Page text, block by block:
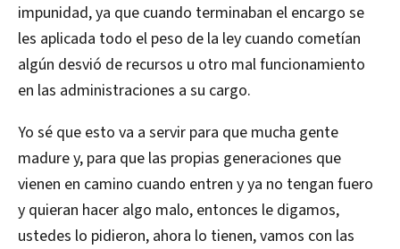
impunidad, ya que cuando terminaban el encargo se
les aplicada todo el peso de la ley cuando cometían
algún desvió de recursos u otro mal funcionamiento
en las administraciones a su cargo.
Yo sé que esto va a servir para que mucha gente
madure y, para que las propias generaciones que
vienen en camino cuando entren y ya no tengan fuero
y quieran hacer algo malo, entonces le digamos,
ustedes lo pidieron, ahora lo tienen, vamos con las